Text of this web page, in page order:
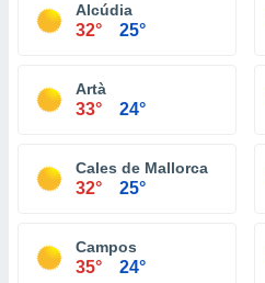
Alcúdia
32° 25°
Artà
33° 24°
Cales de Mallorca
32° 25°
Campos
35° 24°